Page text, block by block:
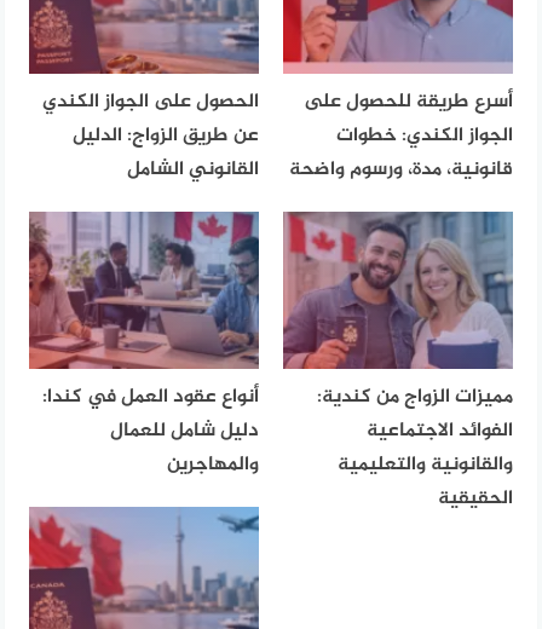
أسرع طريقة للحصول على
الجواز الكندي: خطوات
قانونية، مدة، ورسوم واضحة
الحصول على الجواز الكندي
عن طريق الزواج: الدليل
القانوني الشامل
مميزات الزواج من كندية:
الفوائد الاجتماعية
والقانونية والتعليمية
الحقيقية
أنواع عقود العمل في كندا:
دليل شامل للعمال
والمهاجرين